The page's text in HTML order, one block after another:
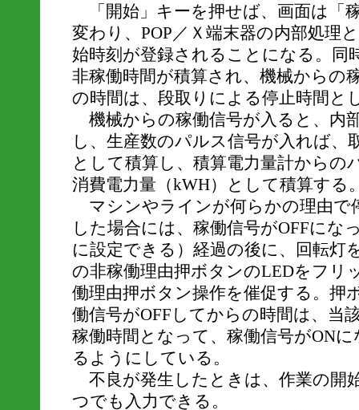
「開始」キーを押せば、画面は「
変わり、POP／Ｘ端末器の内部処理
始時刻が登録されることになる。同
非稼働時間が積算され、機械からの
の時間は、段取りによる停止時間と
機械からの稼働信号が入ると、内
し、生産数のパルス信号が入れば、
として積算し、積算電力量計からの
消費電力量（kWH）として積算する
マシンやラインが何らかの理由で
した場合には、稼働信号がOFFにな
に設定できる）経過の後に、回転灯
の非稼働理由押ボタンのLEDをフリ
働理由押ボタン操作を催促する。押
働信号がOFFしてからの時間は、当
稼働時間となって、稼働信号がON
るようにしている。
不良が発生したときは、作業の開
つでも入力できる。